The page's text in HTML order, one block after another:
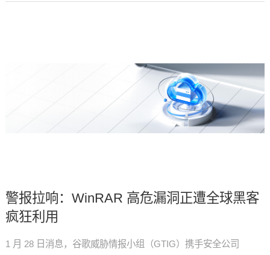
警报拉响：WinRAR 高危漏洞正遭全球黑客
疯狂利用
1 月 28 日消息，谷歌威胁情报小组（GTIG）携手安全公司